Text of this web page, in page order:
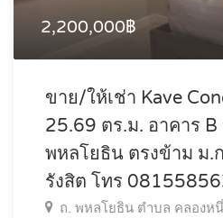
2,200,000฿
ขาย/ให้เช่า Kave
25.69 ตร.ม. อาคาร
พหลโยธิน ตรงข้าม ม.
รังสิต โทร
ถ. พหลโยธิน ตำบล คลองห